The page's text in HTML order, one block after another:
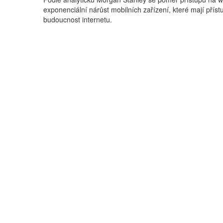
exponenciální nárůst mobilních zařízení, které mají
budoucnost internetu.